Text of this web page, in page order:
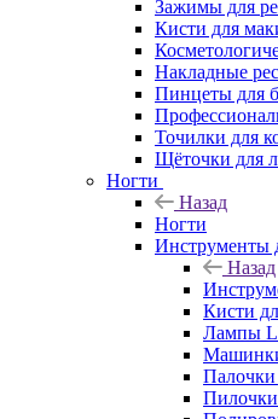
Зажимы для
Кисти для
Накладные
Пинцеты для
Точилки для
Щёточки для
Ногти
Назад
Ногти
Инструменты
Назад
Кисти
Лампы
Пилочки